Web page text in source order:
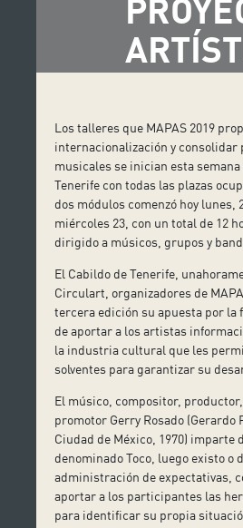
Los talleres que MAPAS 2019
internacionalización y consolidar
musicales se inician esta
Tenerife con todas las plazas
dos módulos comenzó hoy lunes,
miércoles 23, con un total de 12
dirigido a músicos, grupos y
El Cabildo de Tenerife,
Circulart, organizadores de
tercera edición su apuesta por la
de aportar a los artistas
la industria cultural que les
solventes para garantizar su
El músico, compositor,
promotor Gerry Rosado (Gerardo
Ciudad de México, 1970) imparte
denominado Toco, luego existo o
administración de expectativas,
aportar a los participantes las
para identificar su propia